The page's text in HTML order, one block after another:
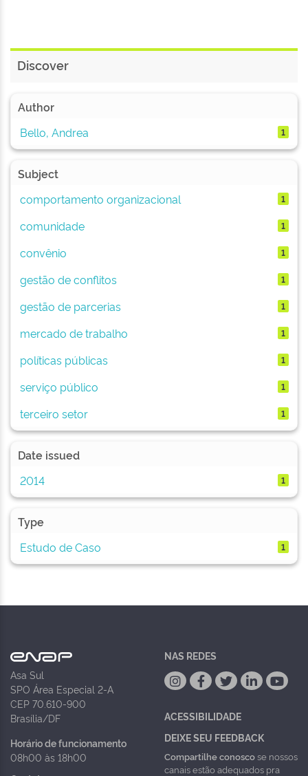
Discover
Author
Bello, Andrea
1
Subject
comportamento organizacional
1
comunidade 1
convênio 1
gestão de conflitos 1
gestão de parcerias 1
mercado de trabalho 1
políticas públicas 1
serviço público 1
terceiro setor 1
Date issued
2014
1
Type
Estudo de Caso
1
Asa Sul
SPO Área Especial 2-A
CEP 70.610-900
Brasília/DF
Horário de funcionamento
08h00 às 18h00
NAS REDES
ACESSIBILIDADE
DEIXE SEU FEEDBACK
Compartilhe conoscose nossos
canais estão adequados pra